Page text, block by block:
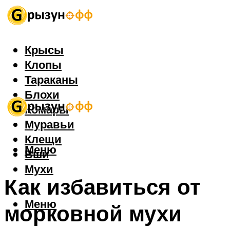
Крысы
Клопы
Тараканы
Блохи
Комары
Муравьи
Клещи
Вши
Мухи
Меню
Меню
Как избавиться от
морковной мухи